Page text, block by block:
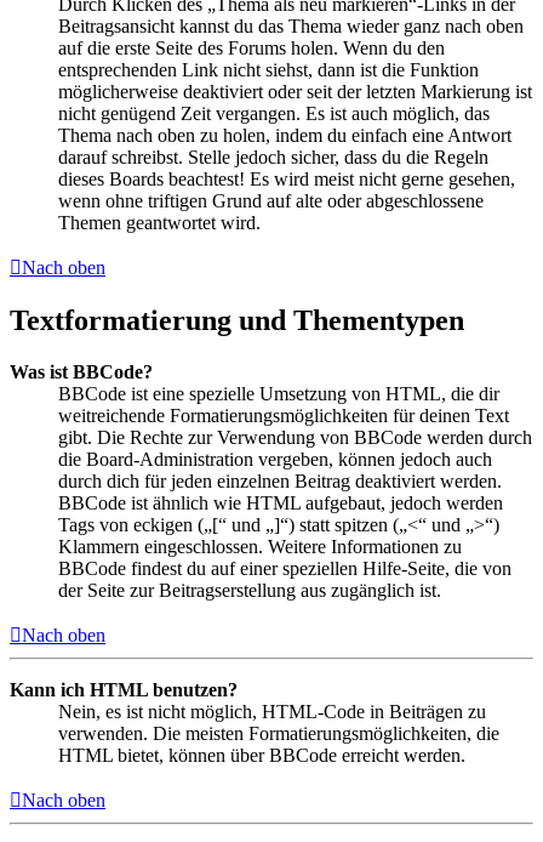
Durch Klicken des „Thema als neu markieren“-Links in der
Beitragsansicht kannst du das Thema wieder ganz nach oben
auf die erste Seite des Forums holen. Wenn du den
entsprechenden Link nicht siehst, dann ist die Funktion
möglicherweise deaktiviert oder seit der letzten Markierung ist
nicht genügend Zeit vergangen. Es ist auch möglich, das
Thema nach oben zu holen, indem du einfach eine Antwort
darauf schreibst. Stelle jedoch sicher, dass du die Regeln
dieses Boards beachtest! Es wird meist nicht gerne gesehen,
wenn ohne triftigen Grund auf alte oder abgeschlossene
Themen geantwortet wird.
Nach oben
Textformatierung und Thementypen
Was ist BBCode?
BBCode ist eine spezielle Umsetzung von HTML, die dir
weitreichende Formatierungsmöglichkeiten für deinen Text
gibt. Die Rechte zur Verwendung von BBCode werden durch
die Board-Administration vergeben, können jedoch auch
durch dich für jeden einzelnen Beitrag deaktiviert werden.
BBCode ist ähnlich wie HTML aufgebaut, jedoch werden
Tags von eckigen („[“ und „]“) statt spitzen („<“ und „>“)
Klammern eingeschlossen. Weitere Informationen zu
BBCode findest du auf einer speziellen Hilfe-Seite, die von
der Seite zur Beitragserstellung aus zugänglich ist.
Nach oben
Kann ich HTML benutzen?
Nein, es ist nicht möglich, HTML-Code in Beiträgen zu
verwenden. Die meisten Formatierungsmöglichkeiten, die
HTML bietet, können über BBCode erreicht werden.
Nach oben